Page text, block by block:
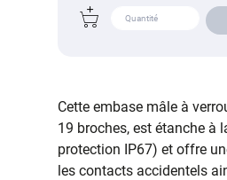
Cette embase mâle à
19 broches, est étanche à
protection IP67) et offre
les contacts accidentels